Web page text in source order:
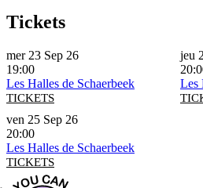
Tickets
mer 23 Sep 26
19:00
Les Halles de Schaerbeek
TICKETS
jeu
Les
ven 25 Sep 26
20:00
Les Halles de Schaerbeek
TICKETS